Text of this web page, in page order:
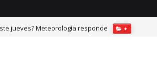
jueves? Meteorología responde +